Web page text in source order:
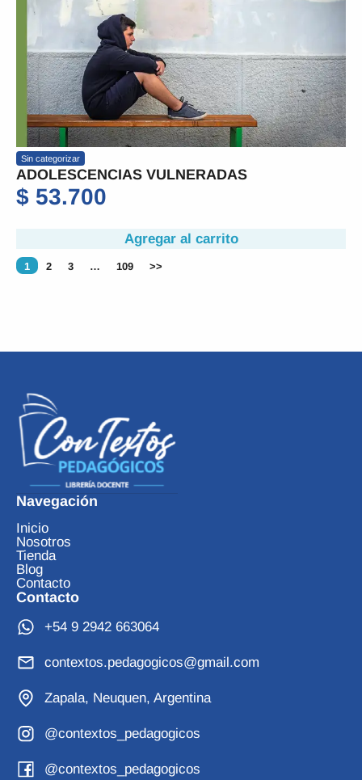
Sin categorizar
ADOLESCENCIAS VULNERADAS
$ 53.700
Agregar al carrito
1 2 3 … 109 >>
Navegación
Inicio
Nosotros
Tienda
Blog
Contacto
Contacto
+54 9 2942 663064
contextos.pedagogicos@gmail.com
Zapala, Neuquen, Argentina
@contextos_pedagogicos
@contextos_pedagogicos